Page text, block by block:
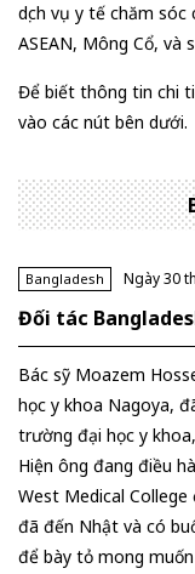
dịch vụ y tế chăm sóc
ASEAN, Mông Cổ, và
Để biết thông tin chi
vào các nút bên dưới.
Bangladesh Ngày 30
Đối tác
Bác sỹ Moazem
học y khoa Nagoya,
trường đại học y
Hiện ông đang điều
West Medical
đã đến Nhật và có
để bày tỏ mong